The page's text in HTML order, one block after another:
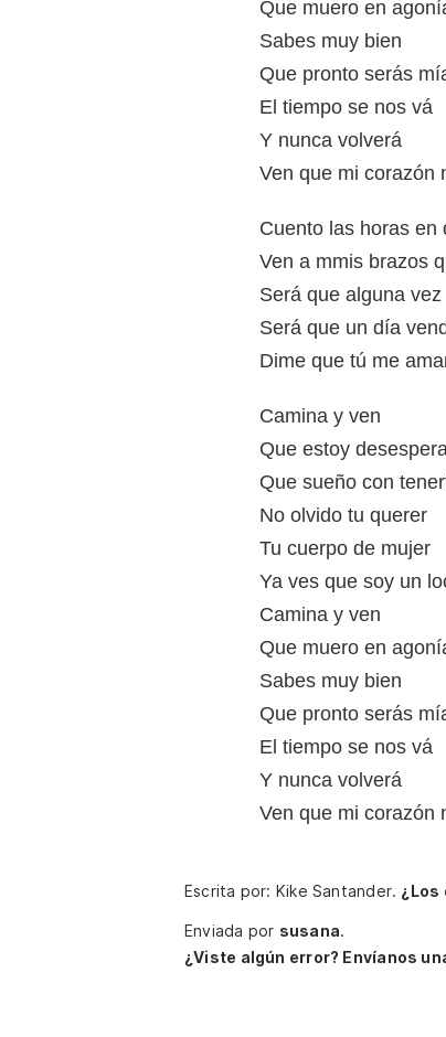
Que muero en
Sabes muy bien
Que pronto serás
El tiempo se nos vá
Y nunca volverá
Ven que mi corazón
Cuento las horas en
Ven a mmis brazos
Será que alguna vez
Será que un día
Dime que tú me
Camina y ven
Que estoy
Que sueño con
No olvido tu querer
Tu cuerpo de mujer
Ya ves que soy un
Camina y ven
Que muero en
Sabes muy bien
Que pronto serás
El tiempo se nos vá
Y nunca volverá
Ven que mi corazón
Escrita por: Kike Santander. ¿Los
Enviada por susana.
¿Viste algún error? Envíanos